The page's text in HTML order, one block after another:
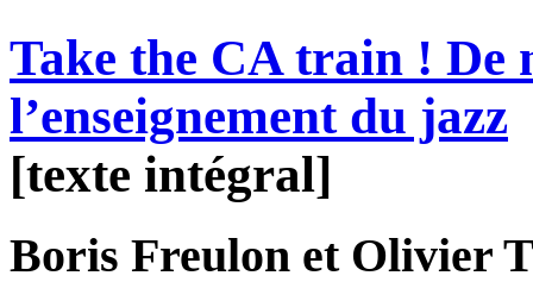
Take the CA train ! De
l’enseignement du jazz
[texte intégral]
Boris Freulon et Olivier